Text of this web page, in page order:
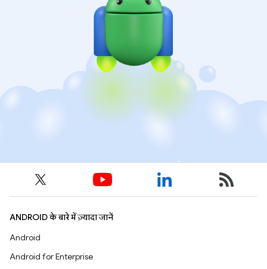
ANDROID के बारे में ज़्यादा जानें
Android
Android for Enterprise